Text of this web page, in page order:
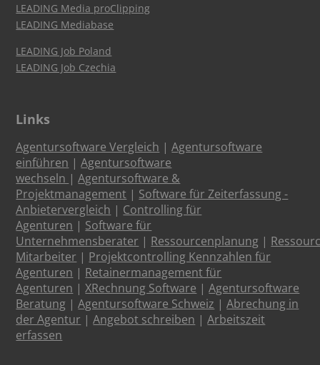
LEADING Media proClipping
LEADING Mediabase
LEADING Job Poland
LEADING Job Czechia
Links
Agentursoftware Vergleich |Agentursoftware
einführen |Agentursoftware
wechseln |Agentursoftware &
Projektmanagement | Software für Zeiterfassung -
Anbietervergleich | Controlling für
Agenturen | Software für
Unternehmensberater | Ressourcenplanung |
Mitarbeiter | Projektcontrolling Kennzahlen für
Agenturen | Retainermanagement für
Agenturen |XRechnung Software |Agentursoftware
Beratung |Agentursoftware Schweiz |Abrechung in
der Agentur |Angebot schreiben |Arbeitszeit
erfassen